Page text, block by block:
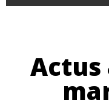
Actus